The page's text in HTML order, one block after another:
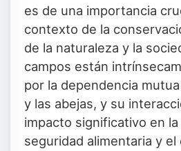
es de una importancia
contexto de la
de la naturaleza y la
campos están
por la dependencia
y las abejas, y su
impacto significativo en
seguridad alimentaria y el